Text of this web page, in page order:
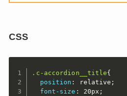
CSS
.c-accordion__title{
position : relative ;
font-size : 20px ;